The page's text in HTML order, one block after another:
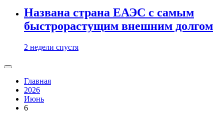
Названа страна ЕАЭС с самым
быстрорастущим внешним долгом
2 недели спустя
Главная
2026
Июнь
6